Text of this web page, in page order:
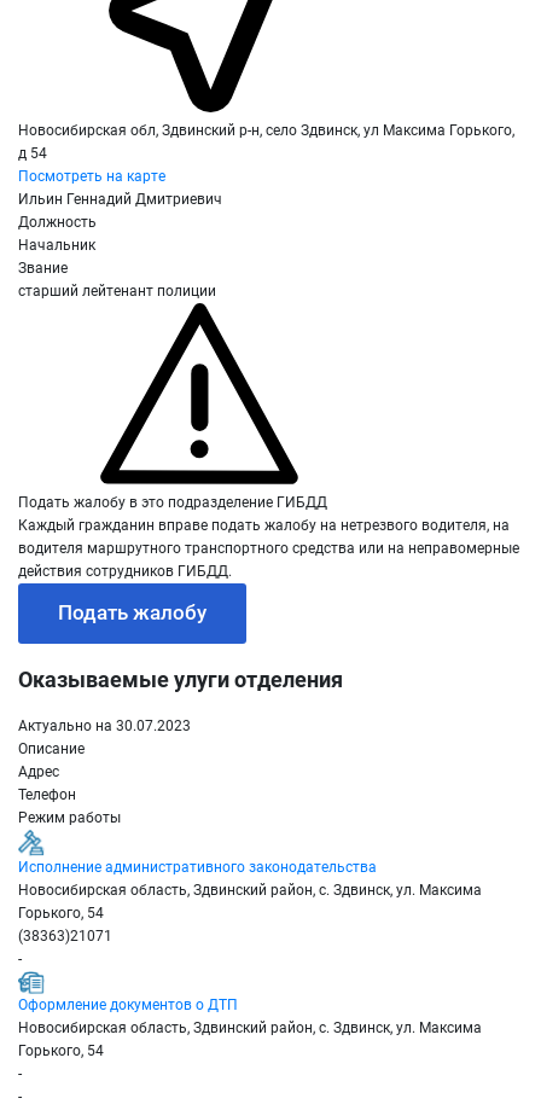
Новосибирская обл, Здвинский р-н, село Здвинск, ул Максима Горького,
д 54
Посмотреть на карте
Ильин Геннадий Дмитриевич
Должность
Начальник
Звание
старший лейтенант полиции
Подать жалобу в это подразделение ГИБДД
Каждый гражданин вправе подать жалобу на нетрезвого водителя, на
водителя маршрутного транспортного средства или на неправомерные
действия сотрудников ГИБДД.
Подать жалобу
Оказываемые улуги отделения
Актуально на 30.07.2023
Описание
Адрес
Телефон
Режим работы
Исполнение административного законодательства
Новосибирская область, Здвинский район, с. Здвинск, ул. Максима
Горького, 54
(38363)21071
-
Оформление документов о ДТП
Новосибирская область, Здвинский район, с. Здвинск, ул. Максима
Горького, 54
-
-